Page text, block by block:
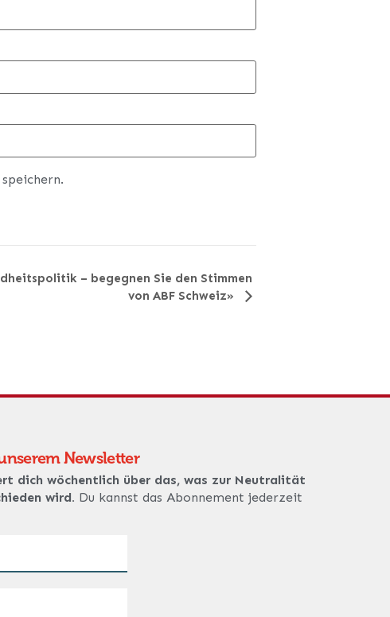
– begegnen Sie den Stimmen
von ABF Schweiz»
Newsletter
dich wöchentlich über das, was zur Neutralität
wird. Du kannst das Abonnement jederzeit